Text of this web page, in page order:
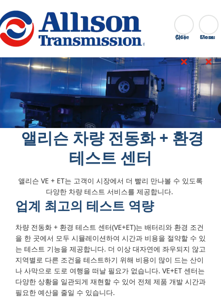
Go Home 찾다
Close
‎ 앨리슨 차량 전동화 + 환경
테스트 센터
앨리슨 VE + ET는 고객이 시장에서 더 빨리 만나볼 수 있도록
다양한 차량 테스트 서비스를 제공합니다.
업계 최고의 테스트 역량
차량 전동화 + 환경 테스트 센터(VE+ET)는 배터리와 환경 조건
을 한 곳에서 모두 시뮬레이션하여 시간과 비용을 절약할 수 있
는 테스트 기능을 제공합니다. 더 이상 대자연에 좌우되지 않고
지역별로 다른 조건을 테스트하기 위해 비용이 많이 드는 산이
나 사막으로 도로 여행을 떠날 필요가 없습니다. VE+ET 센터는
다양한 상황을 일관되게 재현할 수 있어 전체 제품 개발 시간과
필요한 예산을 줄일 수 있습니다.